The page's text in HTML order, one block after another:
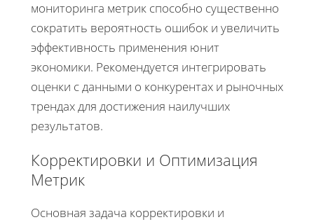
мониторинга метрик способно существенно
сократить вероятность ошибок и увеличить
эффективность применения юнит
экономики. Рекомендуется интегрировать
оценки с данными о конкурентах и рыночных
трендах для достижения наилучших
результатов.
Корректировки и Оптимизация
Метрик
Основная задача корректировки и